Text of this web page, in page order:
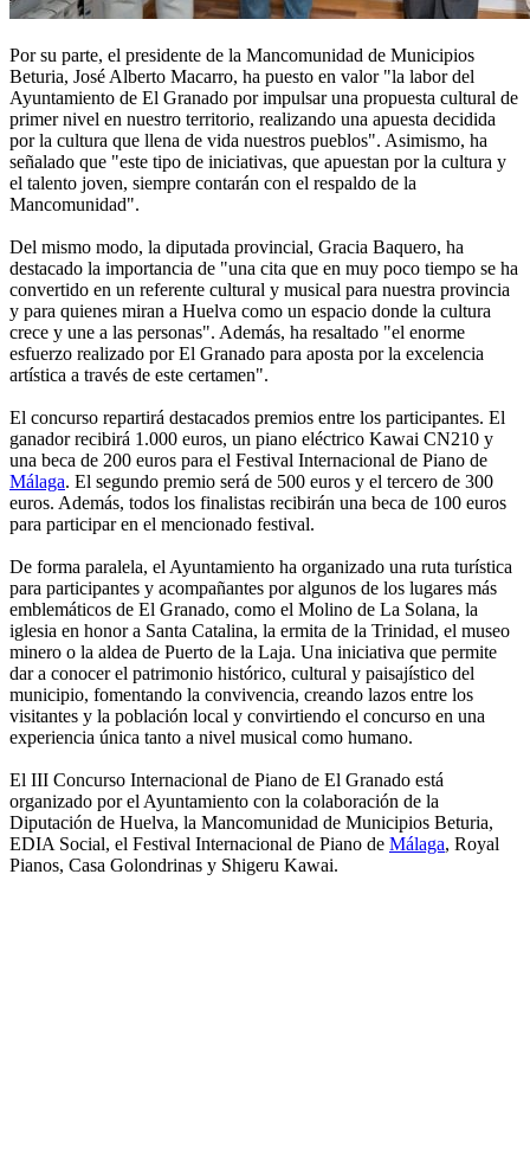
Por su parte, el presidente de la Mancomunidad de Municipios
Beturia, José Alberto Macarro, ha puesto en valor "la labor del
Ayuntamiento de El Granado por impulsar una propuesta cultural de
primer nivel en nuestro territorio, realizando una apuesta decidida
por la cultura que llena de vida nuestros pueblos". Asimismo, ha
señalado que "este tipo de iniciativas, que apuestan por la cultura y
el talento joven, siempre contarán con el respaldo de la
Mancomunidad".
Del mismo modo, la diputada provincial, Gracia Baquero, ha
destacado la importancia de "una cita que en muy poco tiempo se ha
convertido en un referente cultural y musical para nuestra provincia
y para quienes miran a Huelva como un espacio donde la cultura
crece y une a las personas". Además, ha resaltado "el enorme
esfuerzo realizado por El Granado para aposta por la excelencia
artística a través de este certamen".
El concurso repartirá destacados premios entre los participantes. El
ganador recibirá 1.000 euros, un piano eléctrico Kawai CN210 y
una beca de 200 euros para el Festival Internacional de Piano de
Málaga. El segundo premio será de 500 euros y el tercero de 300
euros. Además, todos los finalistas recibirán una beca de 100 euros
para participar en el mencionado festival.
De forma paralela, el Ayuntamiento ha organizado una ruta turística
para participantes y acompañantes por algunos de los lugares más
emblemáticos de El Granado, como el Molino de La Solana, la
iglesia en honor a Santa Catalina, la ermita de la Trinidad, el museo
minero o la aldea de Puerto de la Laja. Una iniciativa que permite
dar a conocer el patrimonio histórico, cultural y paisajístico del
municipio, fomentando la convivencia, creando lazos entre los
visitantes y la población local y convirtiendo el concurso en una
experiencia única tanto a nivel musical como humano.
El III Concurso Internacional de Piano de El Granado está
organizado por el Ayuntamiento con la colaboración de la
Diputación de Huelva, la Mancomunidad de Municipios Beturia,
EDIA Social, el Festival Internacional de Piano de Málaga, Royal
Pianos, Casa Golondrinas y Shigeru Kawai.